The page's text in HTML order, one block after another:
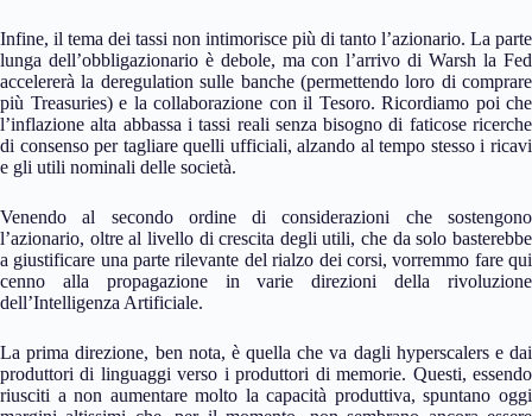
Infine, il tema dei tassi non intimorisce più di tanto l’azionario. La parte
lunga dell’obbligazionario è debole, ma con l’arrivo di Warsh la Fed
accelererà la deregulation sulle banche (permettendo loro di comprare
più Treasuries) e la collaborazione con il Tesoro. Ricordiamo poi che
l’inflazione alta abbassa i tassi reali senza bisogno di faticose ricerche
di consenso per tagliare quelli ufficiali, alzando al tempo stesso i ricavi
e gli utili nominali delle società.
Venendo al secondo ordine di considerazioni che sostengono
l’azionario, oltre al livello di crescita degli utili, che da solo basterebbe
a giustificare una parte rilevante del rialzo dei corsi, vorremmo fare qui
cenno alla propagazione in varie direzioni della rivoluzione
dell’Intelligenza Artificiale.
La prima direzione, ben nota, è quella che va dagli hyperscalers e dai
produttori di linguaggi verso i produttori di memorie. Questi, essendo
riusciti a non aumentare molto la capacità produttiva, spuntano oggi